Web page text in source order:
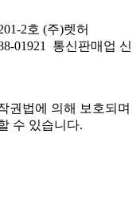
2호 (주)렛허
01921 통신판매업 신
권법에 의해 보호되며
수 있습니다.